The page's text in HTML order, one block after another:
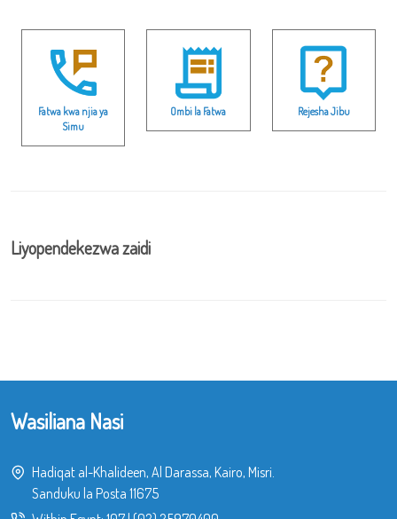
Fatwa kwa njia ya
Simu
Ombi la Fatwa Rejesha Jibu
Liyopendekezwa zaidi
Wasiliana Nasi
Hadiqat al-Khalideen, Al Darassa, Kairo, Misri.
Sanduku la Posta 11675